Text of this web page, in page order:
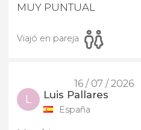
MUY PUNTUAL
Viajó en pareja
16 / 07 / 2026
L Luis Pallares
España